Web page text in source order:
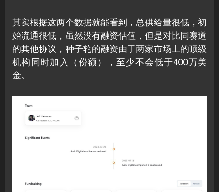
其实根据这两个数据就能看到，总供给量很低，初
始流通很低，虽然没有融资估值，但是对比同赛道
的其他协议，种子轮的融资由于两家市场上的顶级
机构同时加入（份额），至少不会低于400万美
金。